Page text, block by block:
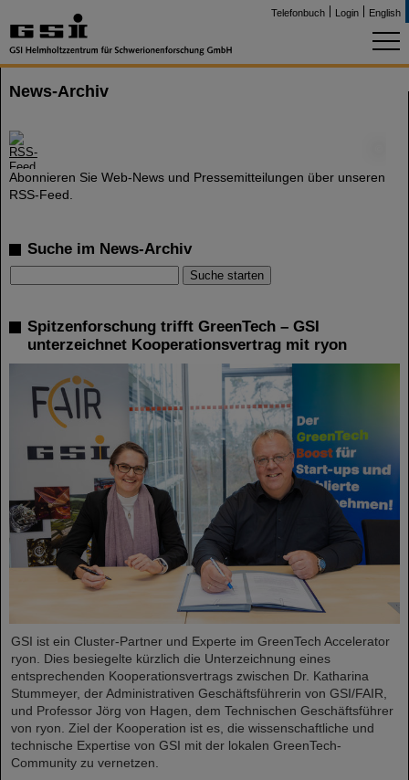
Telefonbuch Login English
News-Archiv
Abonnieren Sie Web-News und Pressemitteilungen über unseren
RSS-Feed.
Suche im News-Archiv
Spitzenforschung trifft GreenTech – GSI
unterzeichnet Kooperationsvertrag mit ryon
GSI ist ein Cluster-Partner und Experte im GreenTech Accelerator
ryon. Dies besiegelte kürzlich die Unterzeichnung eines
entsprechenden Kooperationsvertrags zwischen Dr. Katharina
Stummeyer, der Administrativen Geschäftsführerin von GSI/FAIR,
und Professor Jörg von Hagen, dem Technischen Geschäftsführer
von ryon. Ziel der Kooperation ist es, die wissenschaftliche und
technische Expertise von GSI mit der lokalen GreenTech-
Community zu vernetzen.